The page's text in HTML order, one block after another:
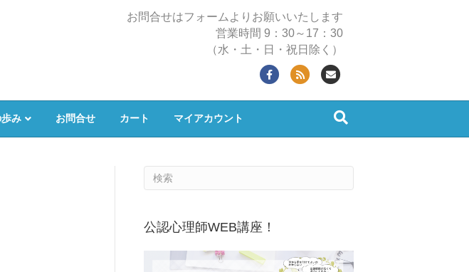
お問合せはフォームよりお願いいたします
営業時間 9：30～17：30
（水・土・日・祝日除く）
FacebookRss
み お問合せ カート マイアカウント
公認心理師WEB講座！